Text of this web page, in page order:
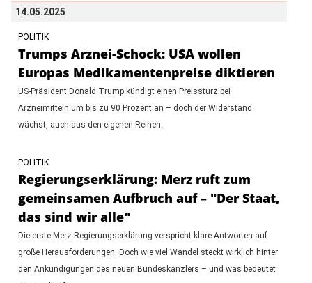
14.05.2025
POLITIK
Trumps Arznei-Schock: USA wollen
Europas Medikamentenpreise diktieren
US-Präsident Donald Trump kündigt einen Preissturz bei
Arzneimitteln um bis zu 90 Prozent an – doch der Widerstand
wächst, auch aus den eigenen Reihen.
POLITIK
Regierungserklärung: Merz ruft zum
gemeinsamen Aufbruch auf – "Der Staat,
das sind wir alle"
Die erste Merz-Regierungserklärung verspricht klare Antworten auf
große Herausforderungen. Doch wie viel Wandel steckt wirklich hinter
den Ankündigungen des neuen Bundeskanzlers – und was bedeutet